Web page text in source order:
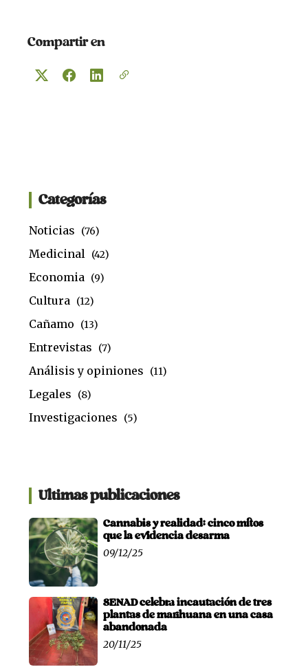
Compartir en
Categorías
Noticias (76)
Medicinal (42)
Economia (9)
Cultura (12)
Cañamo (13)
Entrevistas (7)
Análisis y opiniones (11)
Legales (8)
Investigaciones (5)
Ultimas publicaciones
Cannabis y realidad: cinco mitos
que la evidencia desarma
09/12/25
SENAD celebra incautación de tres
plantas de marihuana en una casa
abandonada
20/11/25